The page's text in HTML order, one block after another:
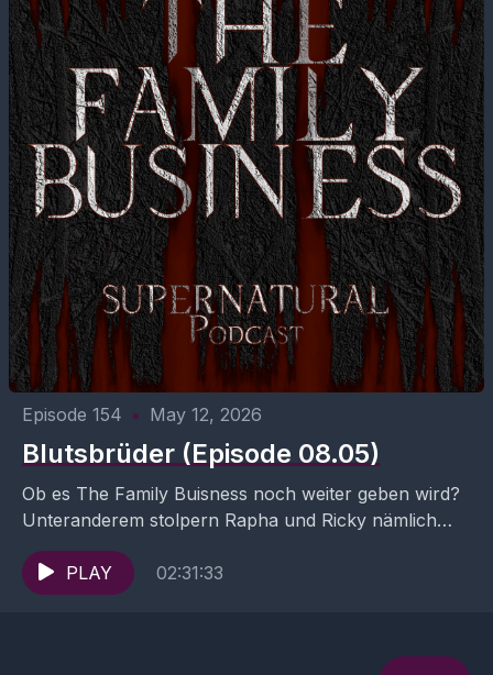
Episode 154 • May 12, 2026
Blutsbrüder (Episode 08.05)
Ob es The Family Buisness noch weiter geben wird?
Unteranderem stolpern Rapha und Ricky nämlich
über ihre unterschiedlichen Blutgruppen UND
Raphael korrigiert Rickys Rechtschreibung....
PLAY 02:31:33